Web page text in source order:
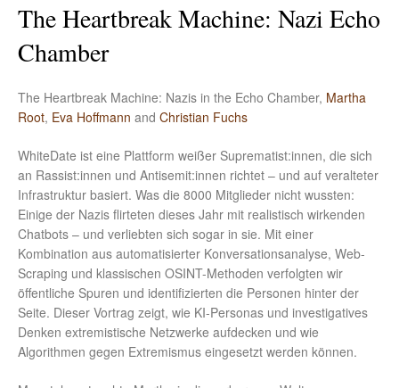
The Heartbreak Machine: Nazi Echo
Chamber
The Heartbreak Machine: Nazis in the Echo Chamber, Martha
Root, Eva Hoffmann and Christian Fuchs
WhiteDate ist eine Plattform weißer Suprematist:innen, die sich
an Rassist:innen und Antisemit:innen richtet – und auf veralteter
Infrastruktur basiert. Was die 8000 Mitglieder nicht wussten:
Einige der Nazis flirteten dieses Jahr mit realistisch wirkenden
Chatbots – und verliebten sich sogar in sie. Mit einer
Kombination aus automatisierter Konversationsanalyse, Web-
Scraping und klassischen OSINT-Methoden verfolgten wir
öffentliche Spuren und identifizierten die Personen hinter der
Seite. Dieser Vortrag zeigt, wie KI-Personas und investigatives
Denken extremistische Netzwerke aufdecken und wie
Algorithmen gegen Extremismus eingesetzt werden können.